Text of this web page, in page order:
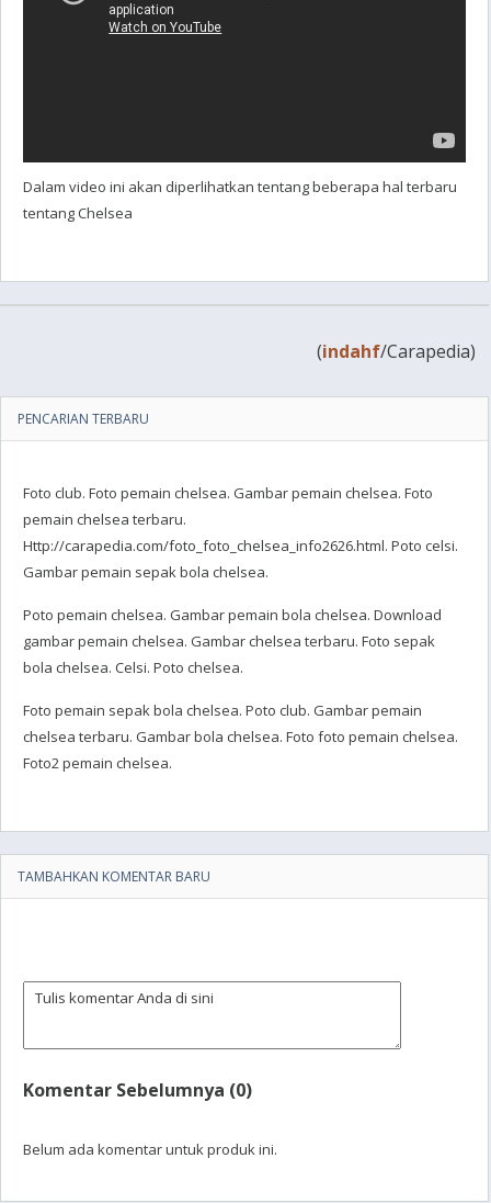
Dalam video ini akan diperlihatkan tentang beberapa hal terbaru
tentang Chelsea
(indahf/Carapedia)
PENCARIAN TERBARU
Foto club. Foto pemain chelsea. Gambar pemain chelsea. Foto
pemain chelsea terbaru.
Http://carapedia.com/foto_foto_chelsea_info2626.html. Poto celsi.
Gambar pemain sepak bola chelsea.
Poto pemain chelsea. Gambar pemain bola chelsea. Download
gambar pemain chelsea. Gambar chelsea terbaru. Foto sepak
bola chelsea. Celsi. Poto chelsea.
Foto pemain sepak bola chelsea. Poto club. Gambar pemain
chelsea terbaru. Gambar bola chelsea. Foto foto pemain chelsea.
Foto2 pemain chelsea.
TAMBAHKAN KOMENTAR BARU
Komentar Sebelumnya (0)
Belum ada komentar untuk produk ini.